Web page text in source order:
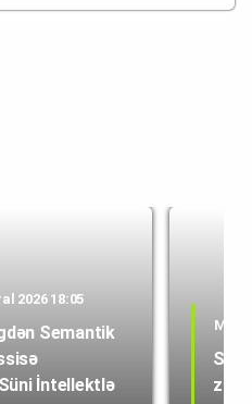
2026 18:05
Semantik
İntellektlə